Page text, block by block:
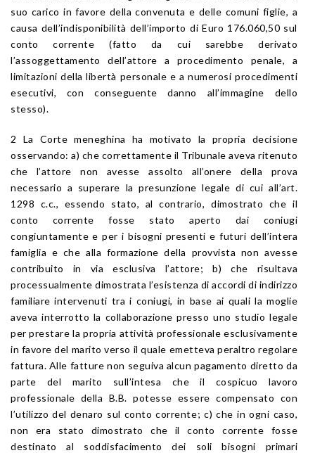
suo carico in favore della convenuta e delle comuni figlie, a
causa dell’indisponibilità dell’importo di Euro 176.060,50 sul
conto corrente (fatto da cui sarebbe derivato
l’assoggettamento dell’attore a procedimento penale, a
limitazioni della libertà personale e a numerosi procedimenti
esecutivi, con conseguente danno all’immagine dello
stesso).
2 La Corte meneghina ha motivato la propria decisione
osservando: a) che correttamente il Tribunale aveva ritenuto
che l’attore non avesse assolto all’onere della prova
necessario a superare la presunzione legale di cui all’art.
1298 c.c., essendo stato, al contrario, dimostrato che il
conto corrente fosse stato aperto dai coniugi
congiuntamente e per i bisogni presenti e futuri dell’intera
famiglia e che alla formazione della provvista non avesse
contribuito in via esclusiva l’attore; b) che risultava
processualmente dimostrata l’esistenza di accordi di indirizzo
familiare intervenuti tra i coniugi, in base ai quali la moglie
aveva interrotto la collaborazione presso uno studio legale
per prestare la propria attività professionale esclusivamente
in favore del marito verso il quale emetteva peraltro regolare
fattura. Alle fatture non seguiva alcun pagamento diretto da
parte del marito sull’intesa che il cospicuo lavoro
professionale della B.B. potesse essere compensato con
l’utilizzo del denaro sul conto corrente; c) che in ogni caso,
non era stato dimostrato che il conto corrente fosse
destinato al soddisfacimento dei soli bisogni primari